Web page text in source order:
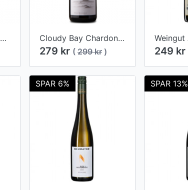
Cloudy Bay Sauvignon Blanc 2023 Cloudy Bay Chardonnay 2021
279 kr ( 299 kr) 249 kr
SPAR 6% SPAR 13%